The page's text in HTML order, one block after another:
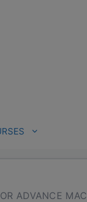
ADVANCE